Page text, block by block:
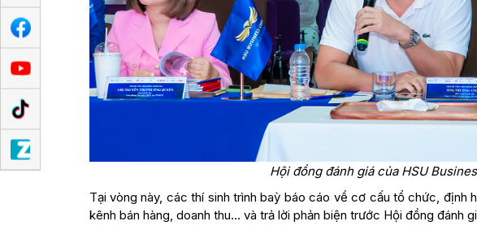
Hội đồng đánh giá của HSU
Tại vòng này, các thí sinh trình baỳ báo cáo về cơ cấu tổ chức, định
kênh bán hàng, doanh thu… và trả lời phản biện trước Hội đồng đánh